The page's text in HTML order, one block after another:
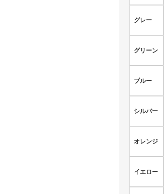
グレー
グリーン
ブルー
シルバー
オレンジ
イエロー